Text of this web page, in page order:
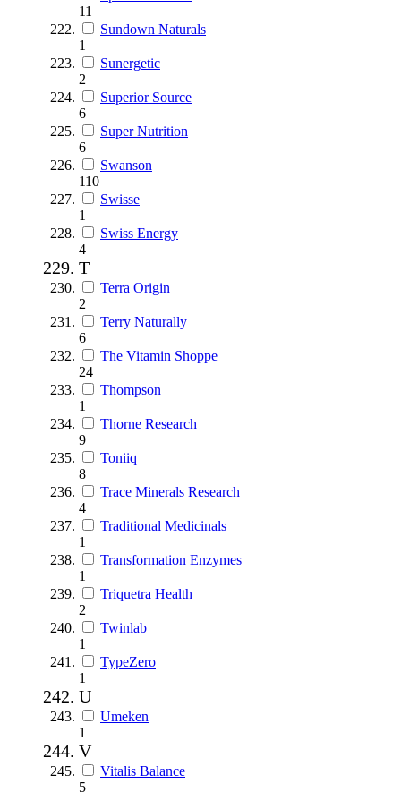
11
Sundown Naturals
1
Sunergetic
2
Superior Source
6
Super Nutrition
6
Swanson
110
Swisse
1
Swiss Energy
4
T
Terra Origin
2
Terry Naturally
6
The Vitamin Shoppe
24
Thompson
1
Thorne Research
9
Toniiq
8
Trace Minerals Research
4
Traditional Medicinals
1
Transformation Enzymes
1
Triquetra Health
2
Twinlab
1
TypeZero
1
U
Umeken
1
V
Vitalis Balance
5